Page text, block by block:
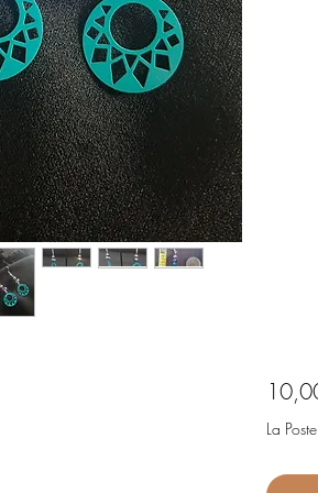
La Poste